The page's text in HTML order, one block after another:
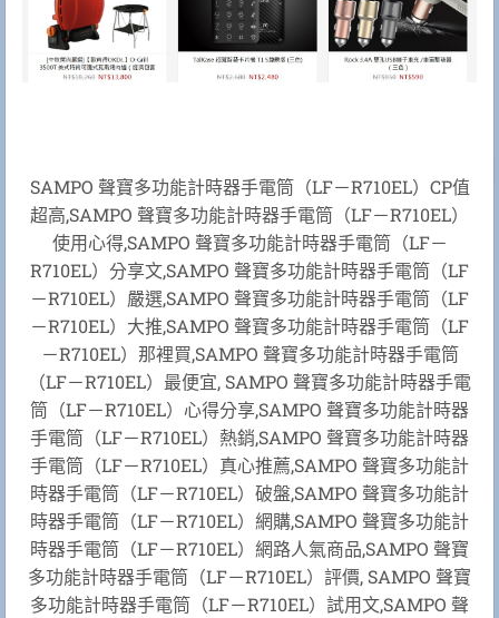
SAMPO 聲寶多功能計時器手電筒（LF－R710EL）CP值
超高,SAMPO 聲寶多功能計時器手電筒（LF－R710EL）
使用心得,SAMPO 聲寶多功能計時器手電筒（LF－
R710EL）分享文,SAMPO 聲寶多功能計時器手電筒（LF
－R710EL）嚴選,SAMPO 聲寶多功能計時器手電筒（LF
－R710EL）大推,SAMPO 聲寶多功能計時器手電筒（LF
－R710EL）那裡買,SAMPO 聲寶多功能計時器手電筒
（LF－R710EL）最便宜, SAMPO 聲寶多功能計時器手電
筒（LF－R710EL）心得分享,SAMPO 聲寶多功能計時器
手電筒（LF－R710EL）熱銷,SAMPO 聲寶多功能計時器
手電筒（LF－R710EL）真心推薦,SAMPO 聲寶多功能計
時器手電筒（LF－R710EL）破盤,SAMPO 聲寶多功能計
時器手電筒（LF－R710EL）網購,SAMPO 聲寶多功能計
時器手電筒（LF－R710EL）網路人氣商品,SAMPO 聲寶
多功能計時器手電筒（LF－R710EL）評價, SAMPO 聲寶
多功能計時器手電筒（LF－R710EL）試用文,SAMPO 聲